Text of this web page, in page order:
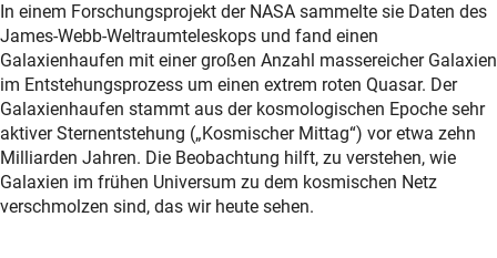
In einem Forschungsprojekt der NASA sammelte sie Daten des
James-Webb-Weltraumteleskops und fand einen
Galaxienhaufen mit einer großen Anzahl massereicher Galaxien
im Entstehungsprozess um einen extrem roten Quasar. Der
Galaxienhaufen stammt aus der kosmologischen Epoche sehr
aktiver Sternentstehung („Kosmischer Mittag“) vor etwa zehn
Milliarden Jahren. Die Beobachtung hilft, zu verstehen, wie
Galaxien im frühen Universum zu dem kosmischen Netz
verschmolzen sind, das wir heute sehen.